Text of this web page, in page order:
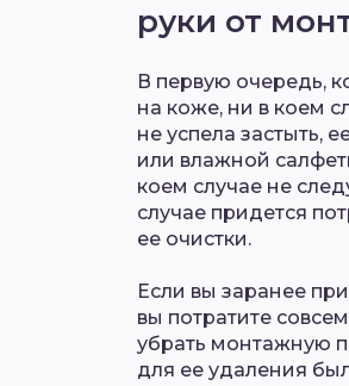
руки от
В первую очередь,
на коже, ни в коем
не успела застыть,
или влажной
коем случае не
случае придется
ее очистки.
Если вы заранее
вы потратите
убрать монтажную
для ее удаления